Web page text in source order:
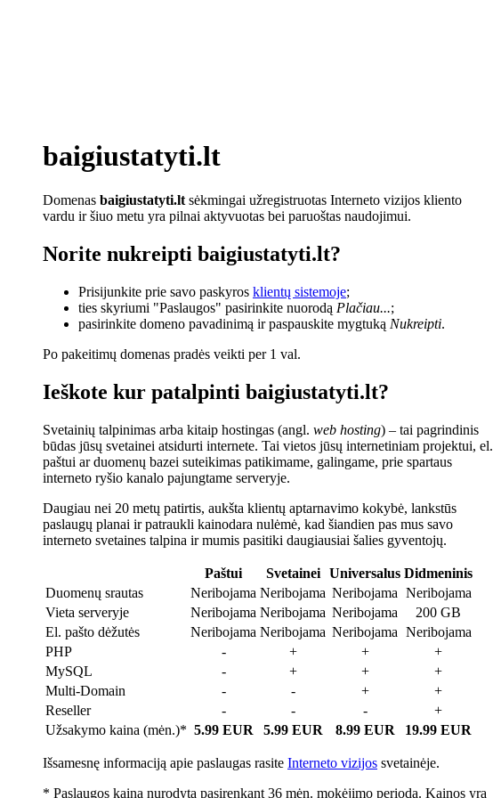
baigiustatyti.lt
Domenas baigiustatyti.lt sėkmingai užregistruotas Interneto vizijos kliento
vardu ir šiuo metu yra pilnai aktyvuotas bei paruoštas naudojimui.
Norite nukreipti baigiustatyti.lt?
Prisijunkite prie savo paskyros klientų sistemoje;
ties skyriumi "Paslaugos" pasirinkite nuorodą Plačiau...;
pasirinkite domeno pavadinimą ir paspauskite mygtuką Nukreipti.
Po pakeitimų domenas pradės veikti per 1 val.
Ieškote kur patalpinti baigiustatyti.lt?
Svetainių talpinimas arba kitaip hostingas (angl. web hosting) – tai pagrindinis
būdas jūsų svetainei atsidurti internete. Tai vietos jūsų internetiniam projektui, el.
paštui ar duomenų bazei suteikimas patikimame, galingame, prie spartaus
interneto ryšio kanalo pajungtame serveryje.
Daugiau nei 20 metų patirtis, aukšta klientų aptarnavimo kokybė, lankstūs
paslaugų planai ir patraukli kainodara nulėmė, kad šiandien pas mus savo
interneto svetaines talpina ir mumis pasitiki daugiausiai šalies gyventojų.
Paštui Svetainei Universalus Didmeninis
Duomenų srautas
Neribojama Neribojama Neribojama Neribojama
Vieta serveryje
Neribojama Neribojama Neribojama
200 GB
El. pašto dėžutės
Neribojama Neribojama Neribojama Neribojama
PHP
- + +
+
MySQL
- + +
+
Multi-Domain
- - +
+
Reseller
- - -
+
Užsakymo kaina (mėn.)* 5.99 EUR 5.99 EUR 8.99 EUR 19.99 EUR
Išsamesnę informaciją apie paslaugas rasite Interneto vizijos svetainėje.
* Paslaugos kaina nurodyta pasirenkant 36 mėn. mokėjimo periodą. Kainos yra